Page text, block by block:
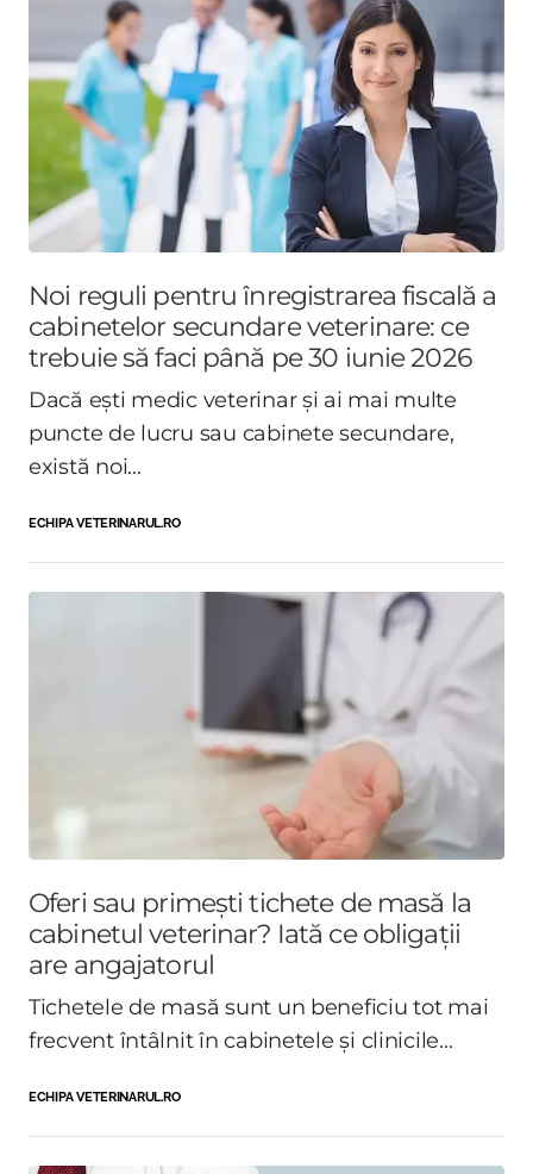
Noi reguli pentru înregistrarea fiscală a
cabinetelor secundare veterinare: ce
trebuie să faci până pe 30 iunie 2026
Dacă ești medic veterinar și ai mai multe
puncte de lucru sau cabinete secundare,
există noi...
ECHIPA VETERINARUL.RO
Oferi sau primești tichete de masă la
cabinetul veterinar? Iată ce obligații
are angajatorul
Tichetele de masă sunt un beneficiu tot mai
frecvent întâlnit în cabinetele și clinicile...
ECHIPA VETERINARUL.RO